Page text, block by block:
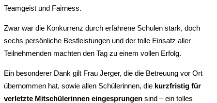
Teamgeist und Fairness.
Zwar war die Konkurrenz durch erfahrene Schulen stark, doch
sechs persönliche Bestleistungen und der tolle Einsatz aller
Teilnehmenden machten den Tag zu einem vollen Erfolg.
Ein besonderer Dank gilt Frau Jerger, die die Betreuung vor Ort
übernommen hat, sowie allen Schülerinnen, die kurzfristig für
verletzte Mitschülerinnen eingesprungen sind – ein tolles